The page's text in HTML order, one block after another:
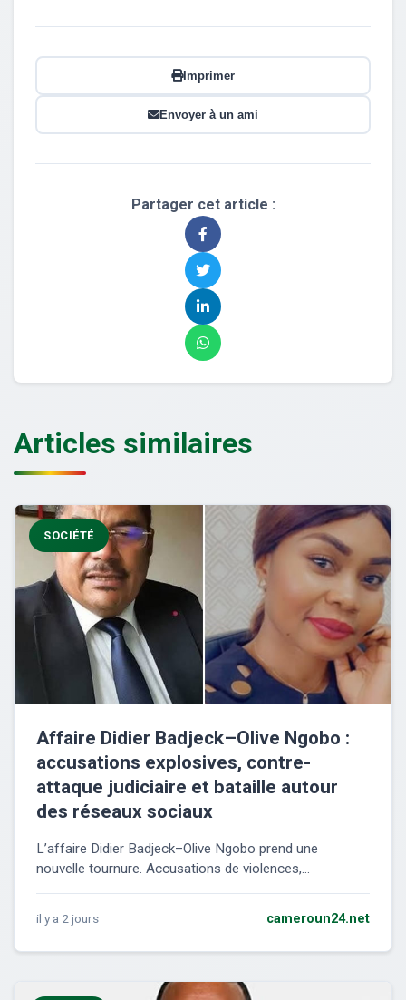
Imprimer
Envoyer à un ami
Partager cet article :
Articles similaires
SOCIÉTÉ
Affaire Didier Badjeck–Olive Ngobo :
accusations explosives, contre-
attaque judiciaire et bataille autour
des réseaux sociaux
L’affaire Didier Badjeck–Olive Ngobo prend une
nouvelle tournure. Accusations de violences,...
il y a 2 jours cameroun24.net